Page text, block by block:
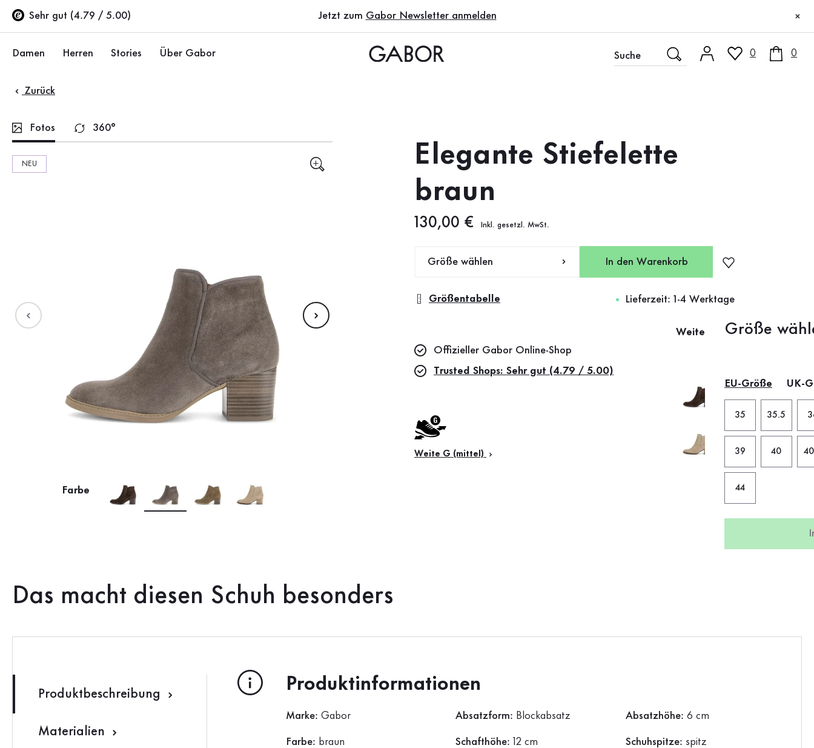
Zum Hauptinhalt
Zum Inhaltsverzeichnis
Zur Hauptnavigation
Sehr gut (4.79 / 5.00)
Jetzt zum Gabor Newsletter anmelden ×
Damen
Schuhe
Ballerinas
Sale %
Herren
Sneaker
Stories Über Gabor 0 0
Zurück
Fotos 360°
NEU
Farbe
Elegante Stiefelette
braun
Neuer Preis
130,00 € Inkl. gesetzl. MwSt.
Größe wählen In den Warenkorb
Größentabelle Lieferzeit: 1-4 Werktage
Weitere Farben
Größe
EU-Größe UK-
35 35.5
39 40
44
Offizieller Gabor Online-Shop
Trusted Shops: Sehr gut (4.79 / 5.00)
Weite G (mittel)
Das macht diesen Schuh besonders
Produktbeschreibung
Materialien
Produktinformationen
Marke: Gabor Absatzform: Blockabsatz Absatzhöhe: 6 cm
Farbe: braun Schafthöhe: 12 cm Schuhspitze: spitz